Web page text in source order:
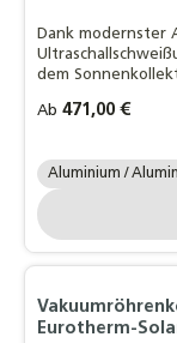
Dank modernster
dem
Regulärer Preis:
Ab 471,00 €
STI Absorbertyp:
Aluminium /
Eurotherm-